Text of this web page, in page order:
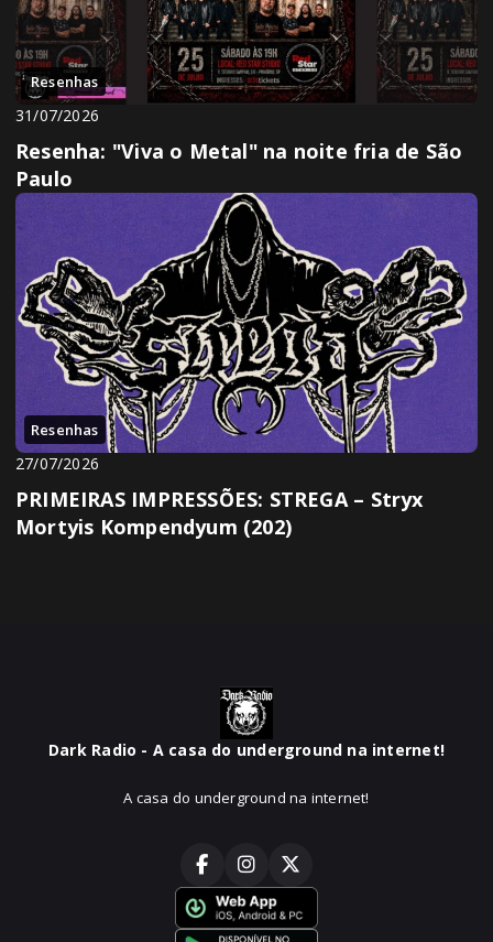
Resenhas
31/07/2026
Resenha: "Viva o Metal" na noite fria de São
Paulo
Resenhas
27/07/2026
PRIMEIRAS IMPRESSÕES: STREGA – Stryx
Mortyis Kompendyum (202)
Dark Radio - A casa do underground na internet!
A casa do underground na internet!